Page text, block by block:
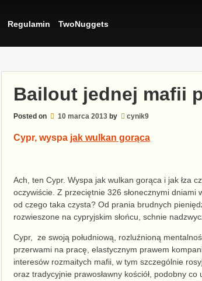
Regulamin TwoNuggets
Bailout jednej mafii
Posted on 10 marca 2013by cynik9
Cypr, wyspa jak wulkan gorąca
Ach, ten Cypr. Wyspa jak wulkan gorąca i jak łza
oczywiście. Z przeciętnie 326 słonecznymi
od czego taka czysta? Od prania brudnych
rozwieszone na cypryjskim słońcu, schnie
Cypr, ze swoją południową, rozluźnioną
przerwami na pracę, elastycznym prawem
interesów rozmaitych mafii, w tym szczególnie
oraz tradycyjnie prawosławny kościół, podobny co